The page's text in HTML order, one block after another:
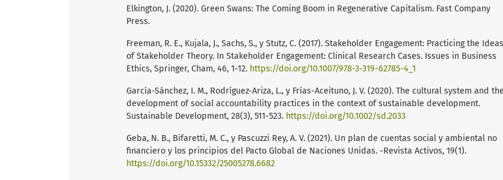
Elkington, J. (2020). Green Swans: The Coming Boom in Regenerative Capitalism. Fast Company
Press.
Freeman, R. E., Kujala, J., Sachs, S., y Stutz, C. (2017). Stakeholder Engagement: Practicing the Ideas
of Stakeholder Theory. In Stakeholder Engagement: Clinical Research Cases. Issues in Business
Ethics, Springer, Cham, 46, 1-12. https://doi.org/10.1007/978-3-319-62785-4_1
García-Sánchez, I. M., Rodríguez-Ariza, L., y Frías-Aceituno, J. V. (2020). The cultural system and the
development of social accountability practices in the context of sustainable development.
Sustainable Development, 28(3), 511-523. https://doi.org/10.1002/sd.2033
Geba, N. B., Bifaretti, M. C., y Pascuzzi Rey, A. V. (2021). Un plan de cuentas social y ambiental no
financiero y los principios del Pacto Global de Naciones Unidas. -Revista Activos, 19(1).
https://doi.org/10.15332/25005278.6682